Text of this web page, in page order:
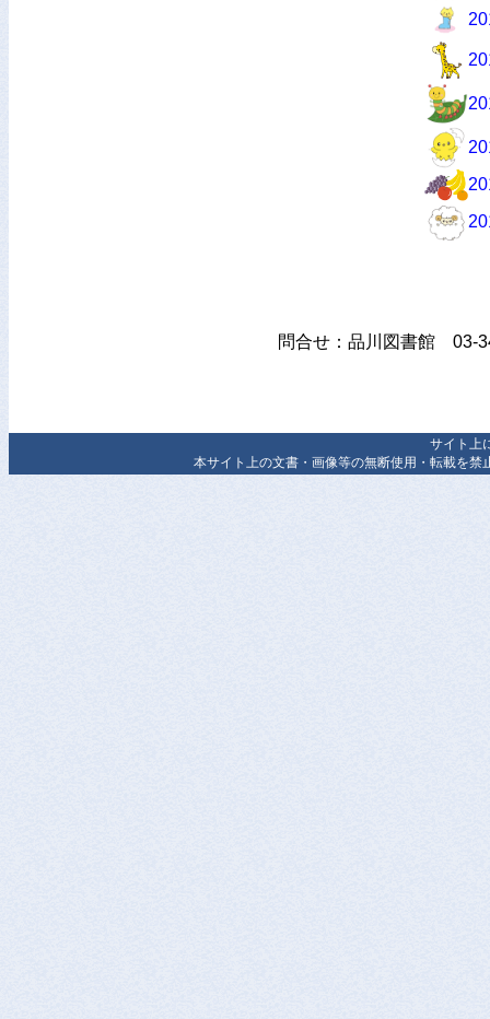
問合せ：品川図書館 03-
サイト上
本サイト上の文書・画像等の無断使用・転載を